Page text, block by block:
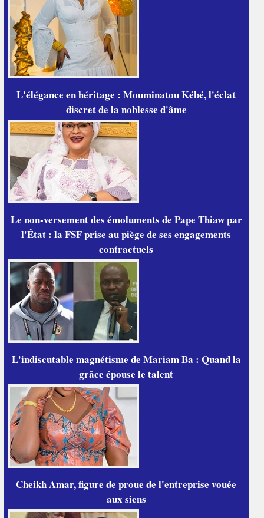
L'élégance en héritage : Mouminatou Kébé, l'éclat
discret de la noblesse d'âme
Le non-versement des émoluments de Pape Thiaw par
l'État : la FSF prise au piège de ses engagements
contractuels
L'indiscutable magnétisme de Mariam Ba : Quand la
grâce épouse le talent
Cheikh Amar, figure de proue de l'entreprise vouée
aux siens